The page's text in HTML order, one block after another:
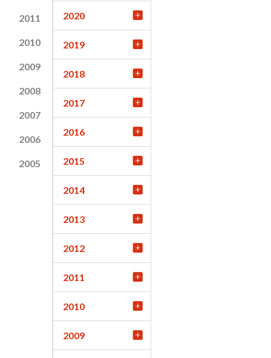
2011
2010
2009
2008
2007
2006
2005
2020
2019
2018
2017
2016
2015
2014
2013
2012
2011
2010
2009